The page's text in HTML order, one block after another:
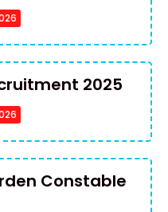
2025
Constable